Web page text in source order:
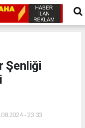
Şenliği
- 23:33